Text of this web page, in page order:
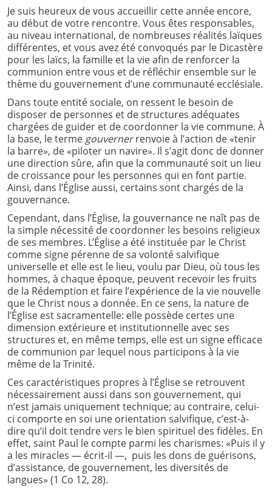
Je suis heureux de vous accueillir cette année encore,
au début de votre rencontre. Vous êtes responsables,
au niveau international, de nombreuses réalités laïques
différentes, et vous avez été convoqués par le Dicastère
pour les laïcs, la famille et la vie afin de renforcer la
communion entre vous et de réfléchir ensemble sur le
thème du gouvernement d’une communauté ecclésiale.
Dans toute entité sociale, on ressent le besoin de
disposer de personnes et de structures adéquates
chargées de guider et de coordonner la vie commune. À
la base, le terme gouvernerrenvoie à l’action de «tenir
la barre», de «piloter un navire». Il s’agit donc de donner
une direction sûre, afin que la communauté soit un lieu
de croissance pour les personnes qui en font partie.
Ainsi, dans l’Église aussi, certains sont chargés de la
gouvernance.
Cependant, dans l’Église, la gouvernance ne naît pas de
la simple nécessité de coordonner les besoins religieux
de ses membres. L’Église a été instituée par le Christ
comme signe pérenne de sa volonté salvifique
universelle et elle est le lieu, voulu par Dieu, où tous les
hommes, à chaque époque, peuvent recevoir les fruits
de la Rédemption et faire l’expérience de la vie nouvelle
que le Christ nous a donnée. En ce sens, la nature de
l’Église est sacramentelle: elle possède certes une
dimension extérieure et institutionnelle avec ses
structures et, en même temps, elle est un signe efficace
de communion par lequel nous participons à la vie
même de la Trinité.
Ces caractéristiques propres à l’Église se retrouvent
nécessairement aussi dans son gouvernement, qui
n’est jamais uniquement technique; au contraire, celui-
ci comporte en soi une orientation salvifique, c’est-à-
dire qu’il doit tendre vers le bien spirituel des fidèles. En
effet, saint Paul le compte parmi les charismes: «Puis il y
a les miracles — écrit-il —, puis les dons de guérisons,
d’assistance, de gouvernement, les diversités de
langues» (1 Co 12, 28).